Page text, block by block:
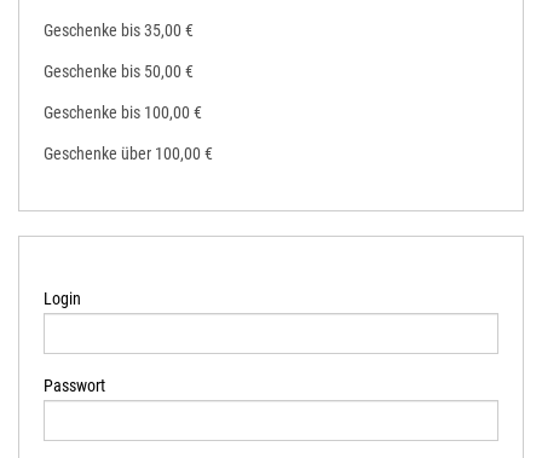
Geschenke bis 35,00 €
Geschenke bis 50,00 €
Geschenke bis 100,00 €
Geschenke über 100,00 €
Login
Passwort